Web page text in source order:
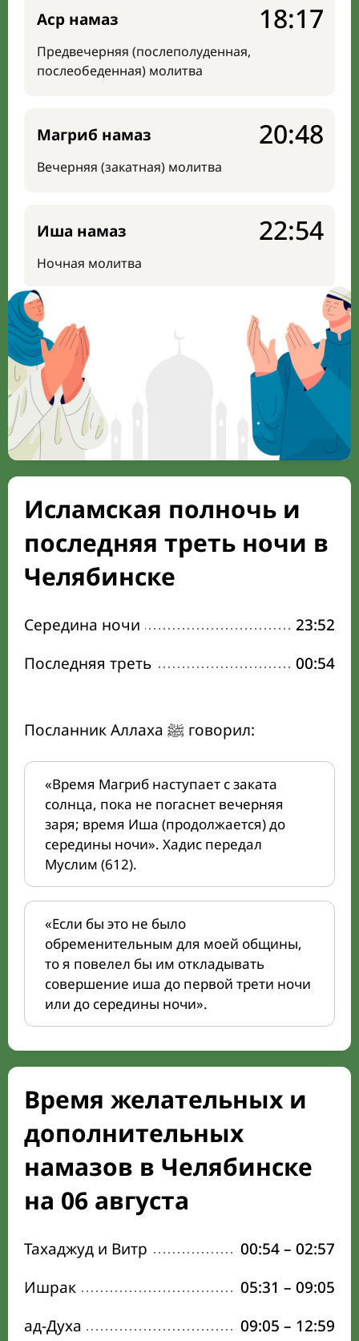
Аср намаз
Предвечерняя (послеполуденная,
послеобеденная) молитва
18:17
Магриб намаз
Вечерняя (закатная) молитва
20:48
Иша намаз
Ночная молитва
22:54
Исламская полночь и
последняя треть ночи в
Челябинске
Середина ночи
23:52
Последняя треть
00:54
Посланник Аллаха ﷺ говорил:
«Время Магриб наступает с заката
солнца, пока не погаснет вечерняя
заря; время Иша (продолжается) до
середины ночи». Хадис передал
Муслим (612).
«Если бы это не было
обременительным для моей общины,
то я повелел бы им откладывать
совершение иша до первой трети ночи
или до середины ночи».
Время желательных и
дополнительных
намазов в Челябинске
на 06 августа
Тахаджуд и Витр 00:54– 02:57
Ишрак
05:31 – 09:05
ад-Духа
09:05 – 12:59